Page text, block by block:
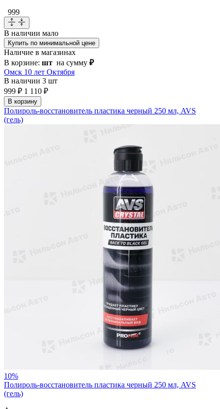
999
В наличии мало
Купить по минимальной цене
Наличие в магазинах
В корзине: шт на сумму ₽
Омск 10 лет Октября
В наличии 3 шт
999 ₽ 1 110 ₽
В корзину
Полироль-восстановитель пластика черный 250 мл, AVS
(гель)
10%
Полироль-восстановитель пластика черный 250 мл, AVS
(гель)